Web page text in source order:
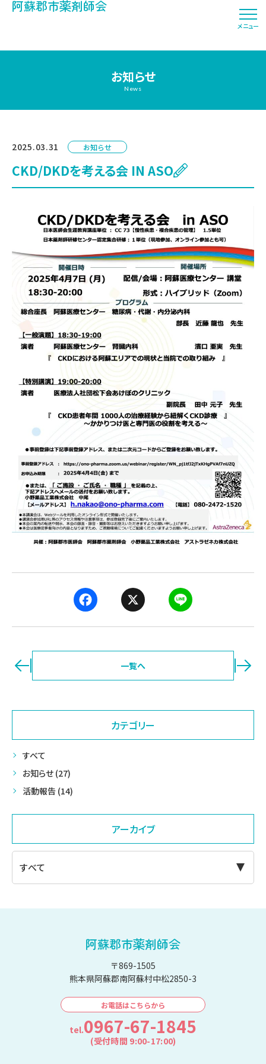
阿蘇郡市薬剤師会
メニュー
お知らせ
News
2025.03.31 お知らせ
CKD/DKDを考える会 IN ASO
a
e
o
i
e
ページ送り 一覧へ
カテゴリー
すべて
お知らせ (27)
活動報告 (14)
アーカイブ
阿蘇郡市薬剤師会
〒869-1505
熊本県阿蘇郡南阿蘇村中松2850-3
お電話はこちらから
tel.0967-67-1845
(受付時間 9:00-17:00)